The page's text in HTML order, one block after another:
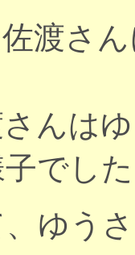
渡さ
んは
でし
ゆう